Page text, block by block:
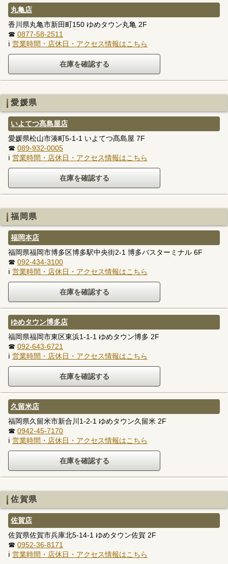
丸亀店
香川県丸亀市新田町150 ゆめタウン丸亀 2F
☎ 0877-58-2511
ℹ 営業時間・店休日・アクセス情報はこちら
愛媛県
いよてつ髙島屋店
愛媛県松山市湊町5-1-1 いよてつ髙島屋 7F
☎ 089-932-0005
ℹ 営業時間・店休日・アクセス情報はこちら
福岡県
福岡本店
福岡県福岡市博多区博多駅中央街2-1 博多バスターミナル 6F
☎ 092-434-3100
ℹ 営業時間・店休日・アクセス情報はこちら
ゆめタウン博多店
福岡県福岡市東区東浜1-1-1 ゆめタウン博多 2F
☎ 092-643-6721
ℹ 営業時間・店休日・アクセス情報はこちら
久留米店
福岡県久留米市新合川1-2-1 ゆめタウン久留米 2F
☎ 0942-45-7170
ℹ 営業時間・店休日・アクセス情報はこちら
佐賀県
佐賀店
佐賀県佐賀市兵庫北5-14-1 ゆめタウン佐賀 2F
☎ 0952-36-8171
ℹ 営業時間・店休日・アクセス情報はこちら